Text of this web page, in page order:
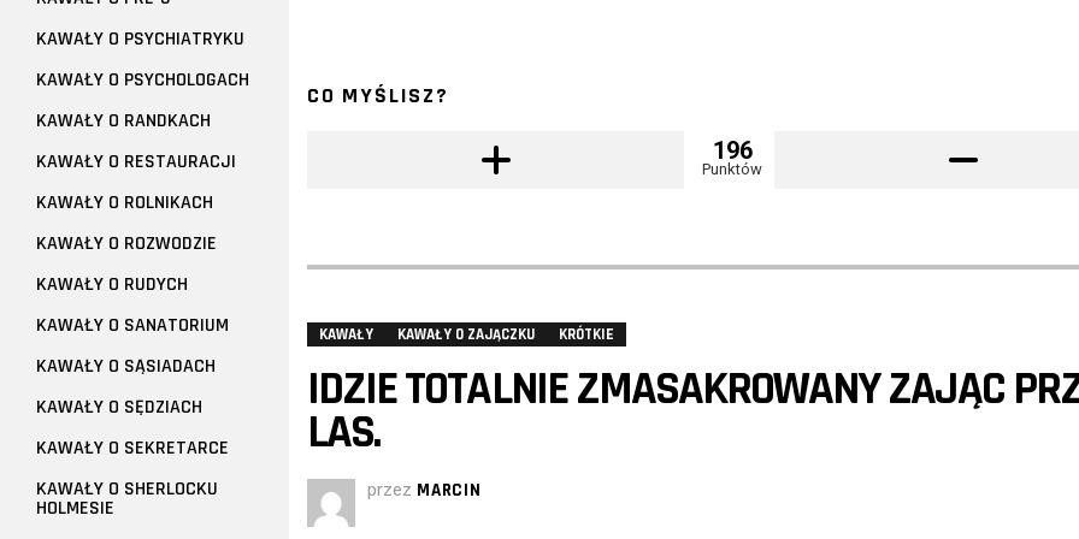
CO MYŚLISZ?
196
Punktów
KAWAŁY KAWAŁY O ZAJĄCZKU KRÓTKIE
IDZIE TOTALNIE ZMASAKROWANY ZAJĄC
LAS.
przez MARCIN
KAWAŁY O PSYCHIATRYKU
KAWAŁY O PSYCHOLOGACH
KAWAŁY O RANDKACH
KAWAŁY O RESTAURACJI
KAWAŁY O ROLNIKACH
KAWAŁY O ROZWODZIE
KAWAŁY O RUDYCH
KAWAŁY O SANATORIUM
KAWAŁY O SĄSIADACH
KAWAŁY O SĘDZIACH
KAWAŁY O SEKRETARCE
KAWAŁY O SHERLOCKU
HOLMESIE